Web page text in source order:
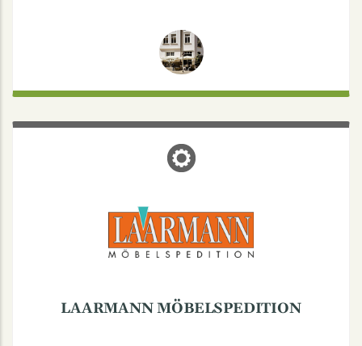
LAARMANN MÖBELSPEDITION
LAARMANN MÖBELSPEDITION
Mo. bis Fr.: 7:30-17
Tel.: 0251-417680